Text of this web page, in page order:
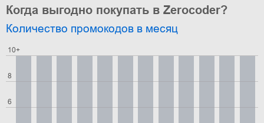
Когда выгодно покупать в Zerocoder?
Количество промокодов в месяц
6
8
10+